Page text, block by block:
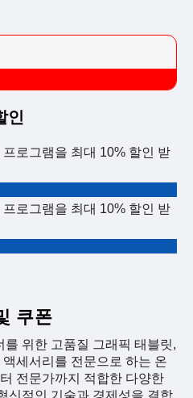
인
로그램을 최대 10% 할인 받
로그램을 최대 10% 할인 받
쿠폰
위한 고품질 그래픽 태블릿,
세서리를 전문으로 하는 온
전문가까지 적합한 다양한